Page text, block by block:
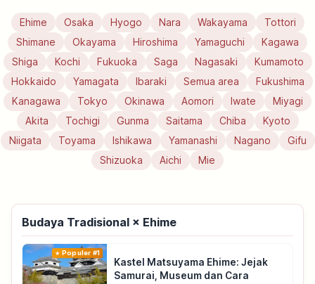
Ehime Osaka Hyogo Nara Wakayama
Tottori
Shimane
Okayama Hiroshima Yamaguchi
Kagawa
Shiga
Kochi Fukuoka Saga Nagasaki
Kumamoto
Hokkaido
Yamagata Ibaraki Semua area
Fukushima
Kanagawa
Tokyo Okinawa Aomori Iwate
Miyagi
Akita
Tochigi Gunma Saitama Chiba
Kyoto
Niigata
Toyama Ishikawa Yamanashi Nagano
Gifu
Shizuoka
Aichi Mie
Budaya Tradisional × Ehime
Populer #1
Kastel Matsuyama Ehime: Jejak
Samurai, Museum dan Cara